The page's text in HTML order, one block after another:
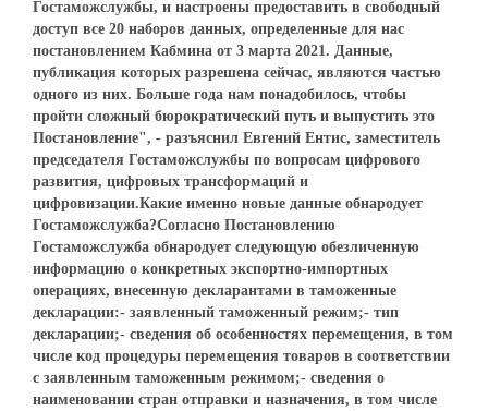
Гостаможслужбы, и настроены предоставить в свободный
доступ все 20 наборов данных, определенные для нас
постановлением Кабмина от 3 марта 2021. Данные,
публикация которых разрешена сейчас, являются частью
одного из них. Больше года нам понадобилось, чтобы
пройти сложный бюрократический путь и выпустить это
Постановление", - разъяснил Евгений Ентис, заместитель
председателя Гостаможслужбы по вопросам цифрового
развития, цифровых трансформаций и
цифровизации.Какие именно новые данные обнародует
Гостаможслужба?Согласно Постановлению
Гостаможслужба обнародует следующую обезличенную
информацию о конкретных экспортно-импортных
операциях, внесенную декларантами в таможенные
декларации:- заявленный таможенный режим;- тип
декларации;- сведения об особенностях перемещения, в том
числе код процедуры перемещения товаров в соответствии
с заявленным таможенным режимом;- сведения о
наименовании стран отправки и назначения, в том числе